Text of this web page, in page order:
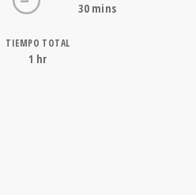
30 mins
TIEMPO TOTAL
1 hr